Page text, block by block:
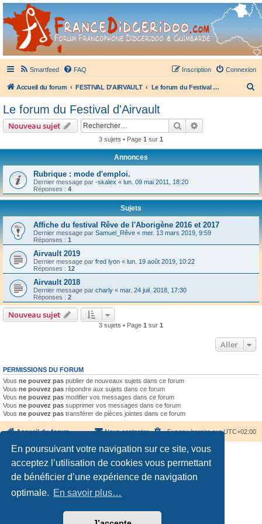
En poursuivant votre navigation sur ce site, vous
acceptez l’utilisation de cookies vous permettant
de bénéficier d’une expérience de navigation
optimale. En savoir plus…
France Didgeridoo
Didgeridoo et Guimbarde sur France Didgeridoo - retrouvez la communauté.
Smartfeed FAQ Connexion
Inscription
Accueil du forum FESTIVAL D'AIRVAULT Le forum du Festival d'Airvault
e
Le forum du Festival d'Airvault
Nouveau sujet Rechercher
3 sujets • Page 1 sur 1
Annonces
Rubrique : mode d'emploi.
Dernier message par -skalex « lun. 09 mai 2011, 18:20
Réponses : 4
Sujets
Affiche du festival Rêve de l'Aborigène 2016 et 2017
Dernier message par Samuel_Rêve « mer. 13 mars 2019, 9:59
Réponses : 1
Airvault 2019
Dernier message par fred lyon « lun. 19 août 2019, 10:22
Réponses : 12
Airvault 2018
Dernier message par charly « mar. 24 juil. 2018, 17:30
Réponses : 2
Nouveau sujet
3 sujets • Page 1 sur 1
Aller
PERMISSIONS DU FORUM
Vous ne pouvez pas publier de nouveaux sujets dans ce forum
Vous ne pouvez pas répondre aux sujets dans ce forum
Vous ne pouvez pas modifier vos messages dans ce forum
Vous ne pouvez pas supprimer vos messages dans ce forum
Vous ne pouvez pas transférer de pièces jointes dans ce forum
Accueil du forum Fuseau horaire surUTC+02:00
Nous contacter
Développé par phpBB® Forum Software © phpBB Limited
Conditions